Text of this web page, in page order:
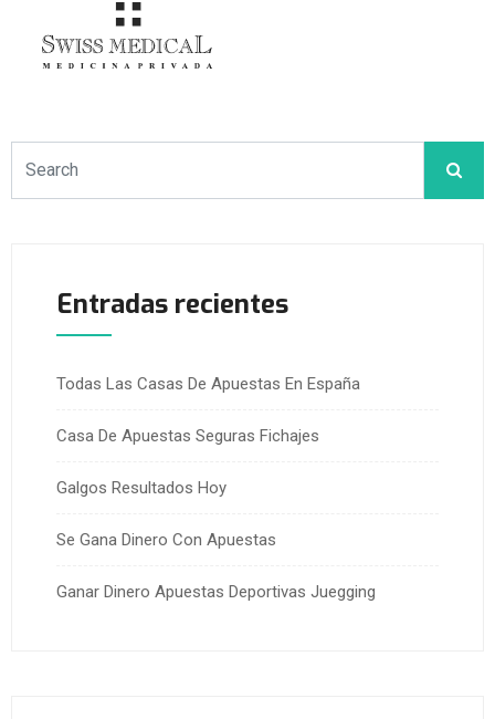
Entradas recientes
Todas Las Casas De Apuestas En España
Casa De Apuestas Seguras Fichajes
Galgos Resultados Hoy
Se Gana Dinero Con Apuestas
Ganar Dinero Apuestas Deportivas Juegging